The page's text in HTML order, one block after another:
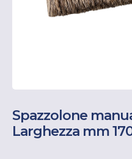
Spazzolone
Larghezza mm